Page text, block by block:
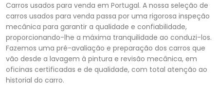
Carros usados para venda em Portugal. A nossa seleção de
carros usados para venda passa por uma rigorosa inspeção
mecânica para garantir a qualidade e confiabilidade,
proporcionando-lhe a máxima tranquilidade ao conduzi-los.
Fazemos uma pré-avaliação e preparação dos carros que
vão desde a lavagem à pintura e revisão mecânica, em
oficinas certificadas e de qualidade, com total atenção ao
historial do carro.